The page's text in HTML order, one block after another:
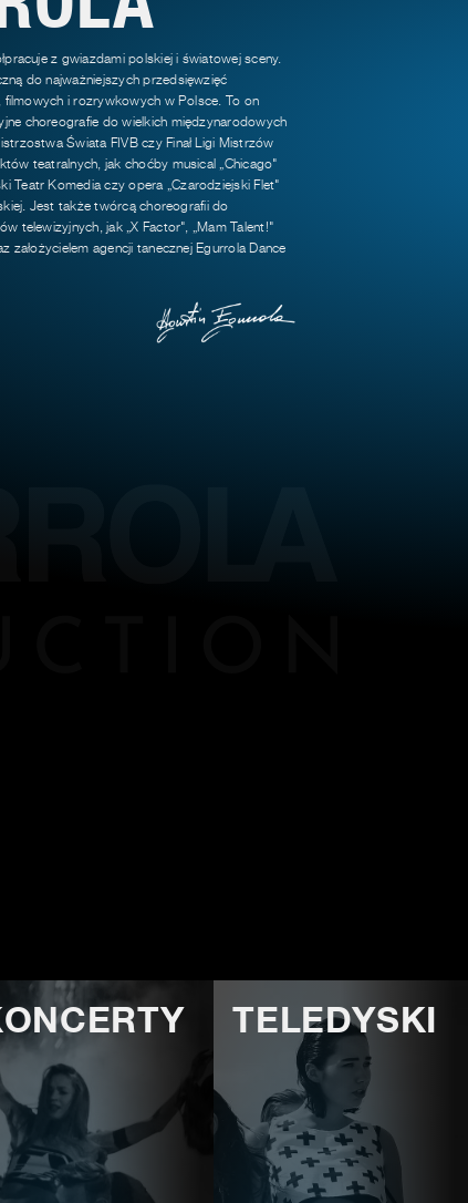
z gwiazdami polskiej i światowej sceny.
do najważniejszych przedsięwzięć
i rozrywkowych w Polsce. To on
choreografie do wielkich międzynarodowych
Świata FIVB czy Finał Ligi Mistrzów
teatralnych, jak choćby musical „Chicago"
Teatr Komedia czy opera „Czarodziejski Flet"
Jest także twórcą choreografii do
telewizyjnych, jak „X Factor", „Mam Talent!"
założycielem agencji tanecznej Egurrola Dance
TELEDYSKI